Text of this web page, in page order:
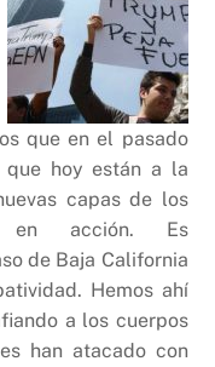
que en el pasado
que hoy están a la
capas de los
en acción. Es
de Baja California
Hemos ahí
a los cuerpos
han atacado con